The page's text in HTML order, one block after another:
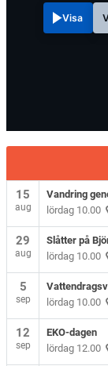
Visa
15
aug
Vandring
lördag 10.00
29
aug
Slåtter på
lördag 10.00
5
sep
lördag 10.00
12
sep
EKO-dagen
lördag 12.00